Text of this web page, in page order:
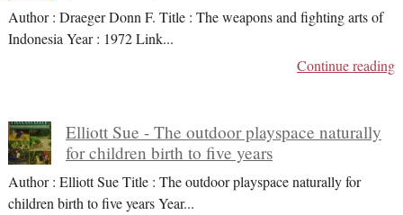
Author : Draeger Donn F. Title : The weapons and fighting arts of
Indonesia Year : 1972 Link...
Continue reading
Elliott Sue - The outdoor playspace naturally
for children birth to five years
Author : Elliott Sue Title : The outdoor playspace naturally for
children birth to five years Year...